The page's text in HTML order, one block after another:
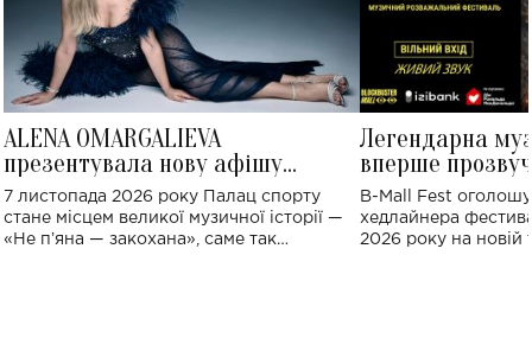
ALENA OMARGALIEVA
презентувала нову афішу
великого концерту в Палаці
спорту
7 листопада 2026 року Палац спорту
стане місцем великої музичної історії —
«Не пʼяна — закохана», саме так
Легендарна
вперше
Україні: де
B-Mall Fest
хедлайнера
2026 року на новій